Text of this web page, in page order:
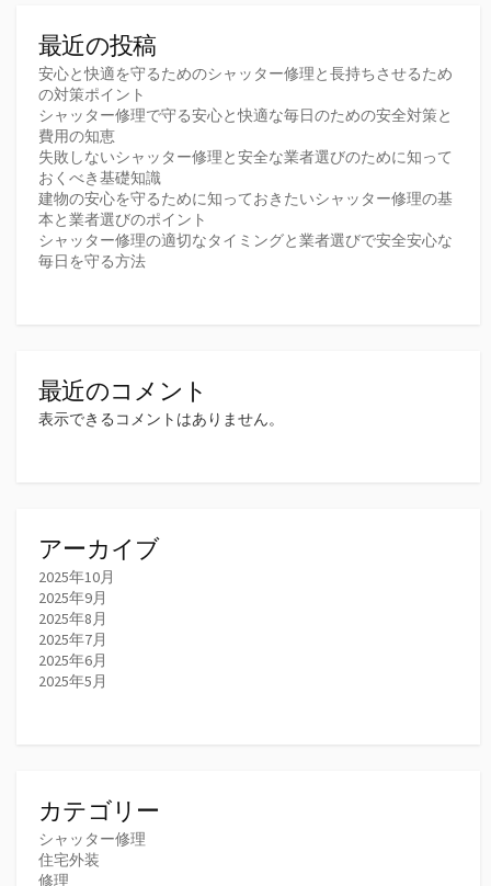
最近の投稿
安心と快適を守るためのシャッター修理と長持ちさせるため
の対策ポイント
シャッター修理で守る安心と快適な毎日のための安全対策と
費用の知恵
失敗しないシャッター修理と安全な業者選びのために知って
おくべき基礎知識
建物の安心を守るために知っておきたいシャッター修理の基
本と業者選びのポイント
シャッター修理の適切なタイミングと業者選びで安全安心な
毎日を守る方法
最近のコメント
表示できるコメントはありません。
アーカイブ
2025年10月
2025年9月
2025年8月
2025年7月
2025年6月
2025年5月
カテゴリー
シャッター修理
住宅外装
修理